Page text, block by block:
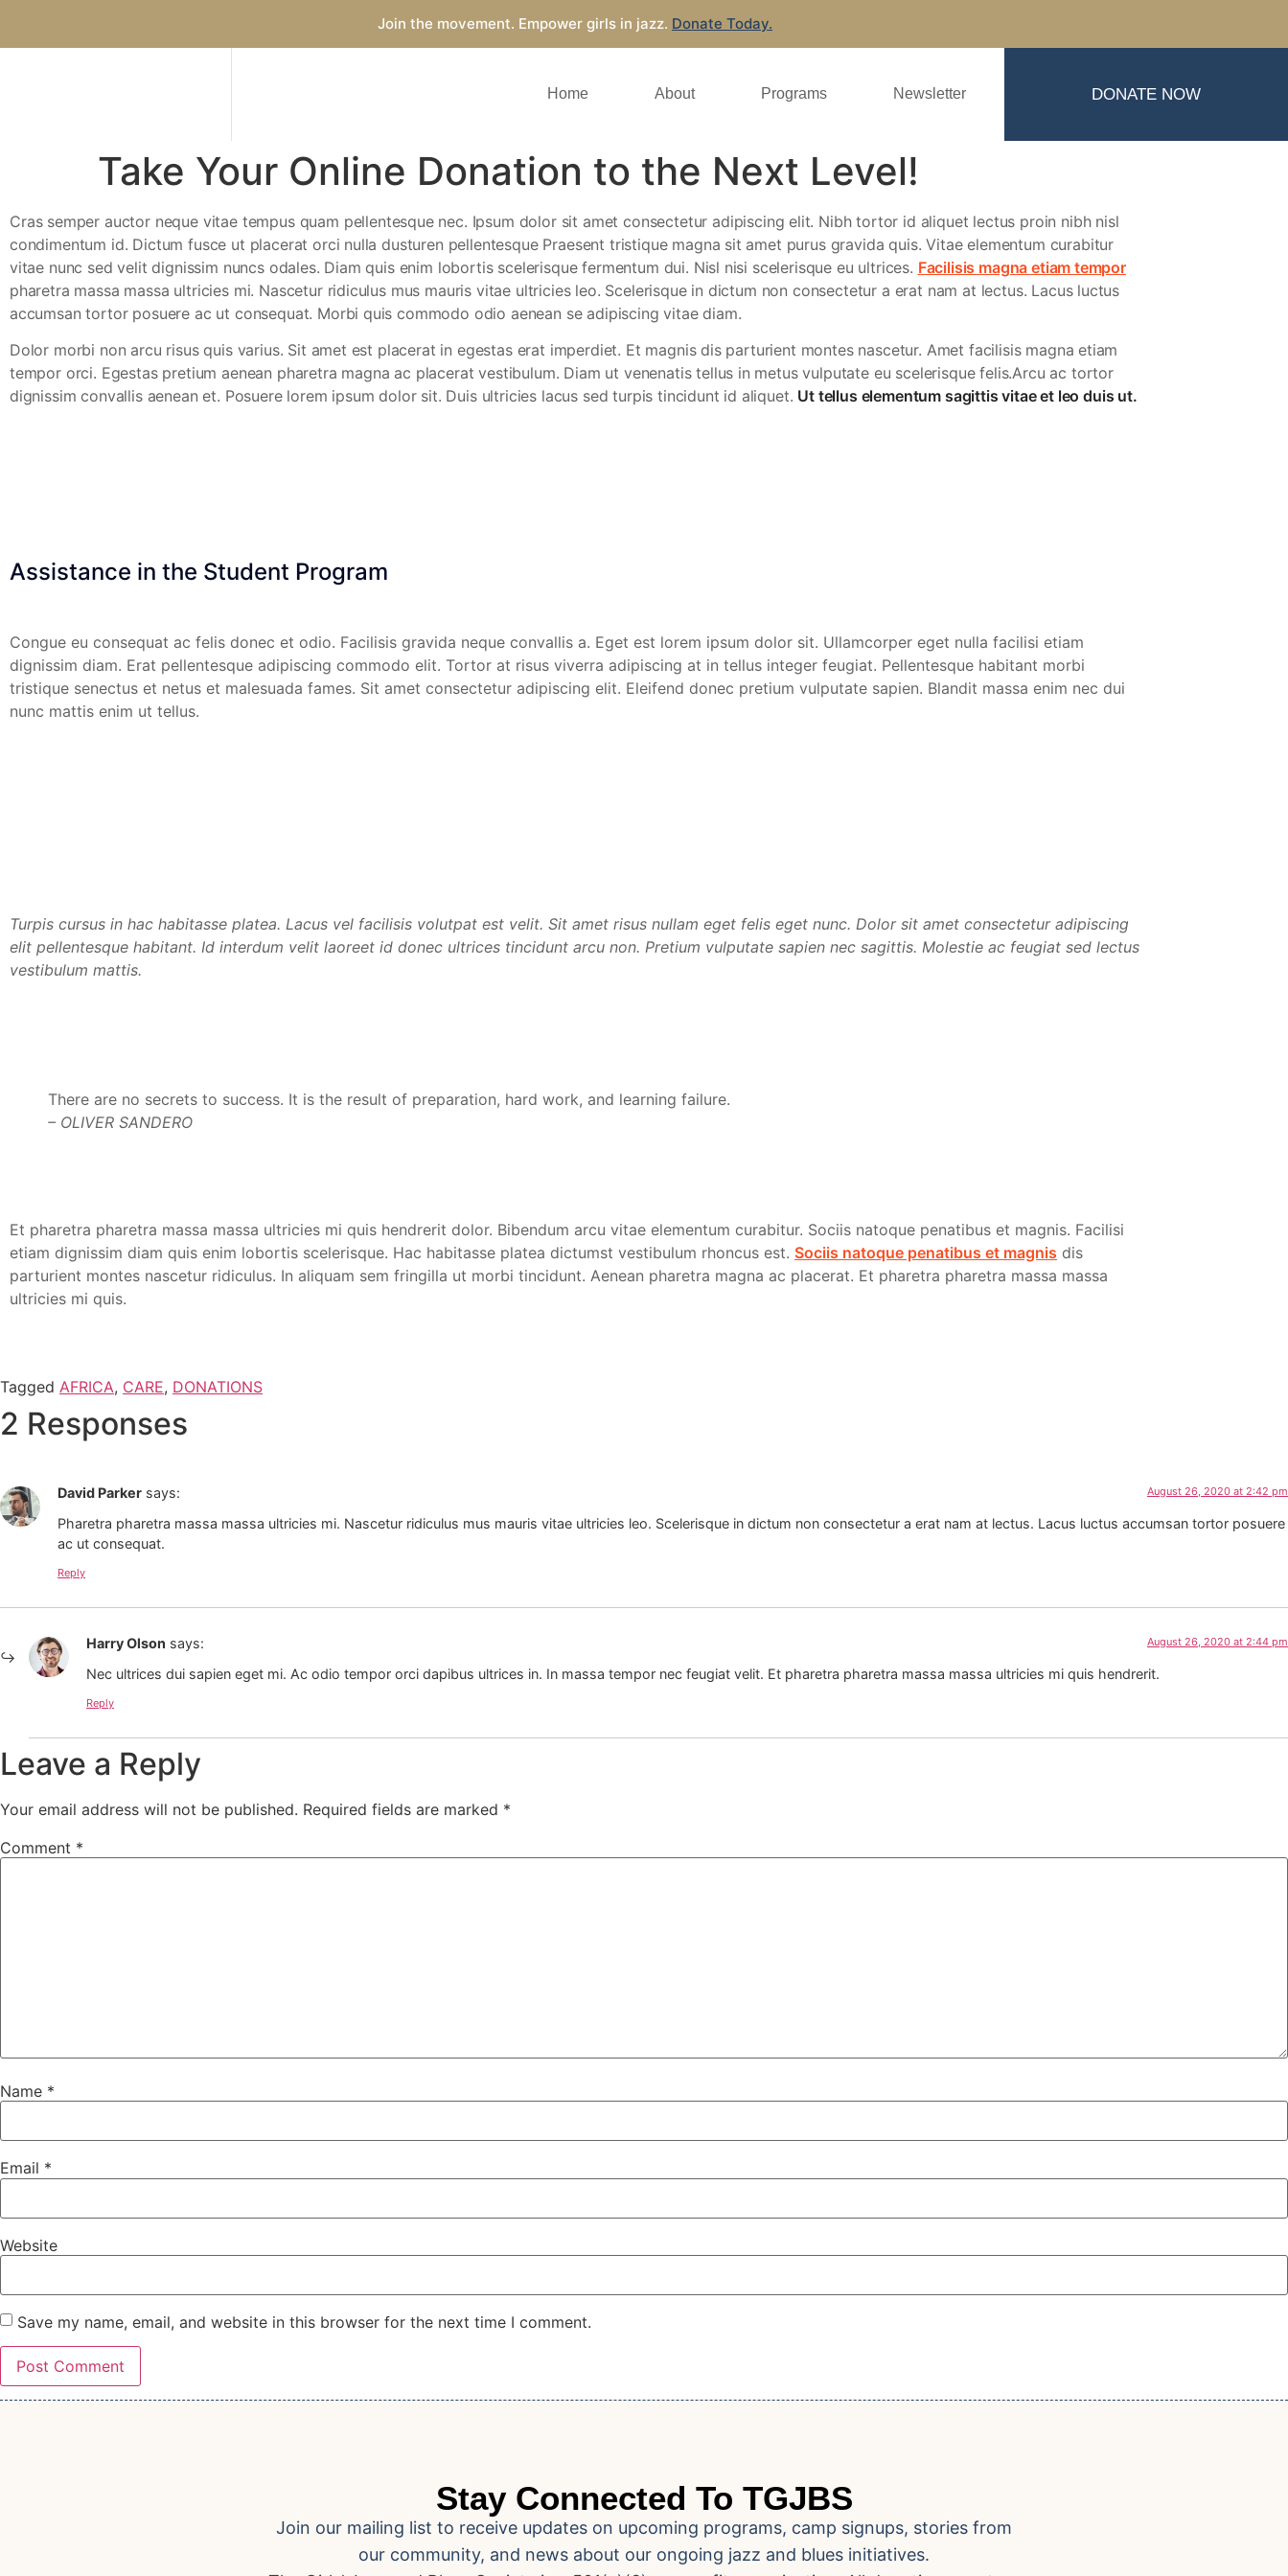
Join the movement. Empower girls in jazz. Donate Today.
Home About Programs Newsletter DONATE NOW
Take Your Online Donation to the Next Level!
Cras semper auctor neque vitae tempus quam pellentesque nec. Ipsum dolor sit amet consectetur adipiscing elit. Nibh tortor id aliquet lectus proin nibh nisl
condimentum id. Dictum fusce ut placerat orci nulla dusturen pellentesque Praesent tristique magna sit amet purus gravida quis. Vitae elementum curabitur
vitae nunc sed velit dignissim nuncs odales. Diam quis enim lobortis scelerisque fermentum dui. Nisl nisi scelerisque eu ultrices. Facilisis magna etiam tempor
pharetra massa massa ultricies mi. Nascetur ridiculus mus mauris vitae ultricies leo. Scelerisque in dictum non consectetur a erat nam at lectus. Lacus luctus
accumsan tortor posuere ac ut consequat. Morbi quis commodo odio aenean se adipiscing vitae diam.
Dolor morbi non arcu risus quis varius. Sit amet est placerat in egestas erat imperdiet. Et magnis dis parturient montes nascetur. Amet facilisis magna etiam
tempor orci. Egestas pretium aenean pharetra magna ac placerat vestibulum. Diam ut venenatis tellus in metus vulputate eu scelerisque felis.Arcu ac tortor
dignissim convallis aenean et. Posuere lorem ipsum dolor sit. Duis ultricies lacus sed turpis tincidunt id aliquet. Ut tellus elementum sagittis vitae et leo duis ut.
Assistance in the Student Program
Congue eu consequat ac felis donec et odio. Facilisis gravida neque convallis a. Eget est lorem ipsum dolor sit. Ullamcorper eget nulla facilisi etiam
dignissim diam. Erat pellentesque adipiscing commodo elit. Tortor at risus viverra adipiscing at in tellus integer feugiat. Pellentesque habitant morbi
tristique senectus et netus et malesuada fames. Sit amet consectetur adipiscing elit. Eleifend donec pretium vulputate sapien. Blandit massa enim nec dui
nunc mattis enim ut tellus.
Turpis cursus in hac habitasse platea. Lacus vel facilisis volutpat est velit. Sit amet risus nullam eget felis eget nunc. Dolor sit amet consectetur adipiscing
elit pellentesque habitant. Id interdum velit laoreet id donec ultrices tincidunt arcu non. Pretium vulputate sapien nec sagittis. Molestie ac feugiat sed lectus
vestibulum mattis.
There are no secrets to success. It is the result of preparation, hard work, and learning failure.
– OLIVER SANDERO
Et pharetra pharetra massa massa ultricies mi quis hendrerit dolor. Bibendum arcu vitae elementum curabitur. Sociis natoque penatibus et magnis. Facilisi
etiam dignissim diam quis enim lobortis scelerisque. Hac habitasse platea dictumst vestibulum rhoncus est. Sociis natoque penatibus et magnis dis
parturient montes nascetur ridiculus. In aliquam sem fringilla ut morbi tincidunt. Aenean pharetra magna ac placerat. Et pharetra pharetra massa massa
ultricies mi quis.
Tagged AFRICA, CARE, DONATIONS
2 Responses
David Parker says: August 26, 2020 at 2:42 pm
Pharetra pharetra massa massa ultricies mi. Nascetur ridiculus mus mauris vitae ultricies leo. Scelerisque in dictum non consectetur a erat nam at lectus. Lacus luctus accumsan tortor posuere
ac ut consequat.
Reply
Harry Olson says: August 26, 2020 at 2:44 pm
Nec ultrices dui sapien eget mi. Ac odio tempor orci dapibus ultrices in. In massa tempor nec feugiat velit. Et pharetra pharetra massa massa ultricies mi quis hendrerit.
Reply
Leave a Reply
Your email address will not be published. Required fields are marked *
Comment *
Name *
Email *
Website
Save my name, email, and website in this browser for the next time I comment.
Stay Connected To TGJBS
Join our mailing list to receive updates on upcoming programs, camp signups, stories from
our community, and news about our ongoing jazz and blues initiatives.